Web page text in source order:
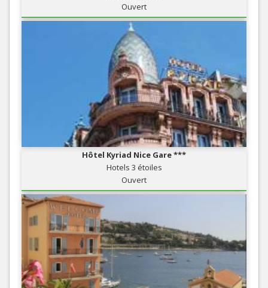
Ouvert
Hôtel Kyriad Nice Gare ***
Hotels 3 étoiles
Ouvert